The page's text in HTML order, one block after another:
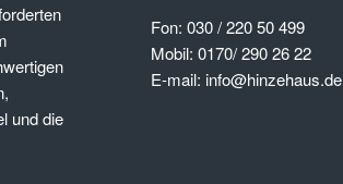
und die
Fon: 030 / 220 50 499
Mobil: 0170/ 290 26 22
E-mail: info@hinzehaus.de